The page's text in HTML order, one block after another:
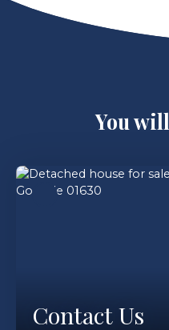
You will
Contact Us